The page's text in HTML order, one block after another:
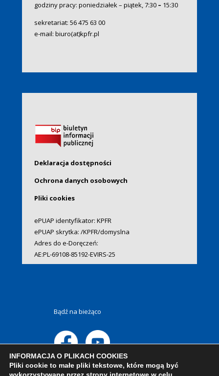
godziny pracy: poniedziałek – piątek, 7:30– 15:30
sekretariat: 56 475 63 00
e-mail: biuro(at)kpfr.pl
Deklaracja dostępności
Ochrona danych osobowych
Pliki cookies
ePUAP identyfikator: KPFR
ePUAP skrytka: /KPFR/domyslna
Adres do e-Doręczeń:
AE:PL-69108-85192-EVIRS-25
Bądź na bieżąco
INFORMACJA O PLIKACH COOKIES
Pliki cookie to małe pliki tekstowe, które mogą być